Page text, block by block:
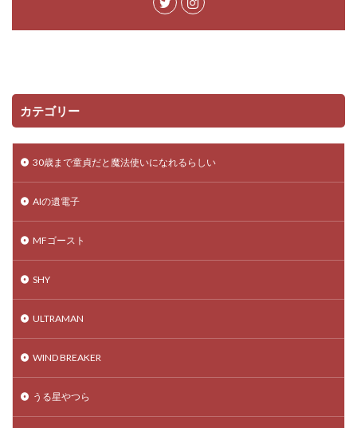
カテゴリー
30歳まで童貞だと魔法使いになれるらしい
AIの遺電子
MFゴースト
SHY
ULTRAMAN
WIND BREAKER
うる星やつら